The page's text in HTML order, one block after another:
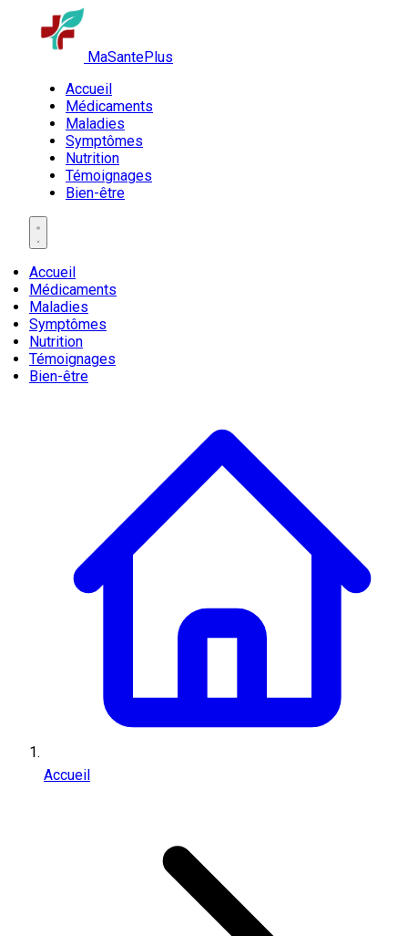
MaSantePlus
Accueil
Médicaments
Maladies
Symptômes
Nutrition
Témoignages
Bien-être
Accueil
Médicaments
Maladies
Symptômes
Nutrition
Témoignages
Bien-être
Accueil